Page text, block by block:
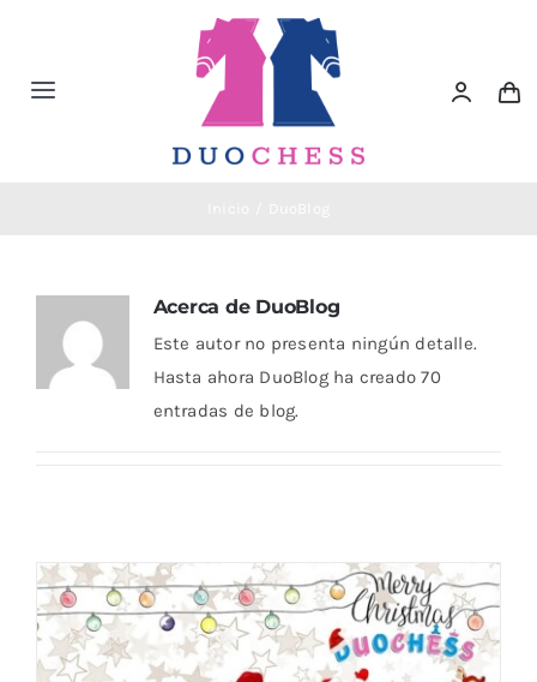
contenido
Toggle
Material de Ajedrez
Accesorios de AjedrezAcerca de DuoBlog
Este autor no presenta ningún detalle.
Hasta ahora DuoBlog ha creado 70
entradas de blog.